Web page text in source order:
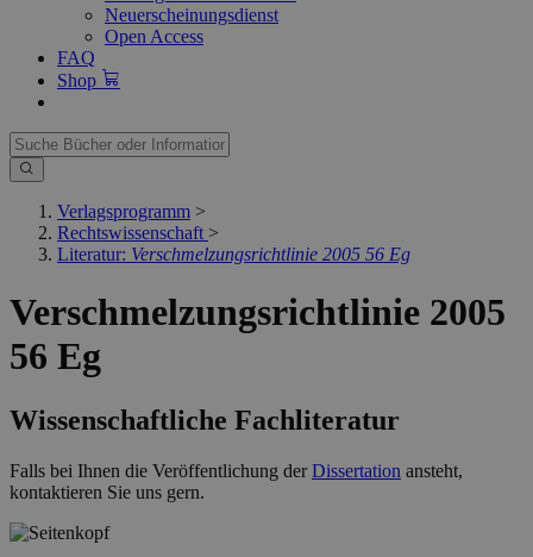
Neuerscheinungsdienst
Open Access
FAQ
Shop
Verlagsprogramm >
Rechtswissenschaft >
Literatur: Verschmelzungsrichtlinie 2005 56 Eg
Verschmelzungsrichtlinie 2005
56 Eg
Wissenschaftliche Fachliteratur
Falls bei Ihnen die Veröffentlichung derDissertation ansteht,
kontaktieren Sie uns gern.